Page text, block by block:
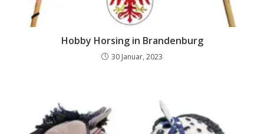
Hobby Horsing in Brandenburg
30 Januar, 2023